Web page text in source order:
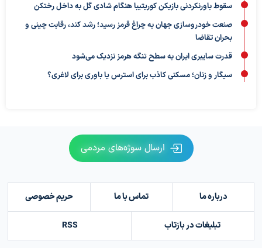
سقوط باورنکردنی بازیکن کوریتیبا هنگام شادی گل به داخل رختکن
صنعت خودروسازی جهان به چراغ قرمز رسید؛ رشد کند، رقابت چینی و
بحران تقاضا
قدرت سایبری ایران به سطح تنگه هرمز نزدیک می‌شود
سیگار و زنان؛ مسکنی کاذب برای استرس یا باوری برای لاغری؟
ارسال سوژه‌های مردمی
درباره ما تماس با ما حریم خصوصی
تبلیغات در بازتاب RSS